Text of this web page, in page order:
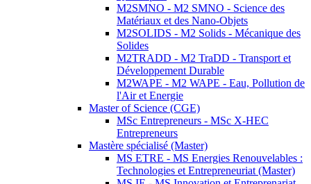
M2SMNO - M2 SMNO - Science des
Matériaux et des Nano-Objets
M2SOLIDS - M2 Solids - Mécanique des
Solides
M2TRADD - M2 TraDD - Transport et
Développement Durable
M2WAPE - M2 WAPE - Eau, Pollution de
l'Air et Energie
Master of Science (CGE)
MSc Entrepreneurs - MSc X-HEC
Entrepreneurs
Mastère spécialisé (Master)
MS ETRE - MS Energies Renouvelables :
Technologies et Entrepreneuriat (Master)